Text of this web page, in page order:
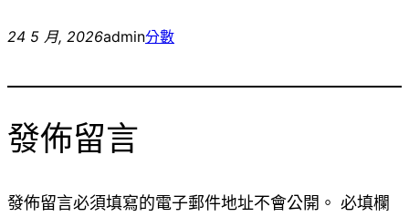
24 5 月, 2026admin分數
發佈留言
發佈留言必須填寫的電子郵件地址不會公開。 必填欄